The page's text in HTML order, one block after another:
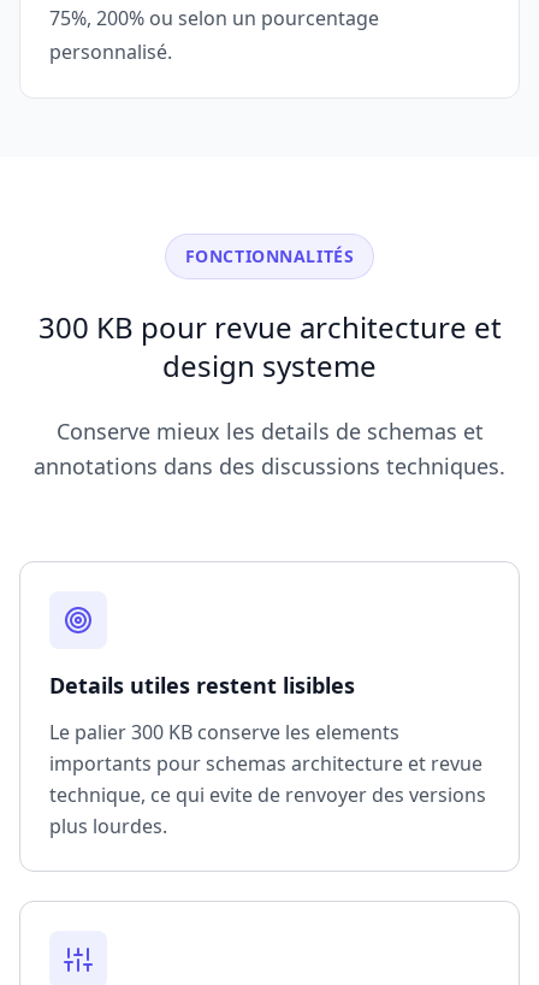
75%, 200% ou selon un pourcentage
personnalisé.
FONCTIONNALITÉS
300 KB pour revue architecture et
design systeme
Conserve mieux les details de schemas et
annotations dans des discussions techniques.
Details utiles restent lisibles
Le palier 300 KB conserve les elements
importants pour schemas architecture et revue
technique, ce qui evite de renvoyer des versions
plus lourdes.